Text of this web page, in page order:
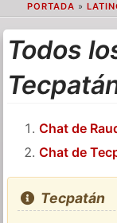
PORTADA »
Todos
Chat de
Chat de
Tecpatán